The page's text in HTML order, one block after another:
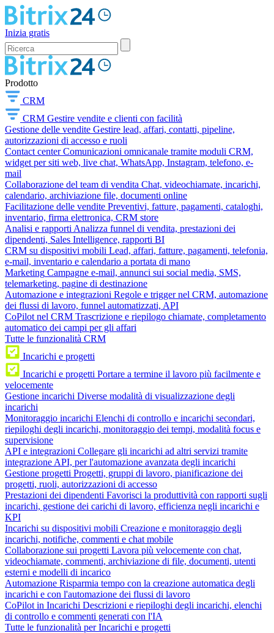
Inizia gratis
Prodotto
CRM
CRM Gestire vendite e clienti con facilità
Gestione delle vendite Gestire lead, affari, contatti, pipeline,
autorizzazioni di accesso e ruoli
Contact center Comunicazioni omnicanale tramite moduli CRM,
widget per siti web, live chat, WhatsApp, Instagram, telefono, e-
mail
Collaborazione del team di vendita Chat, videochiamate, incarichi,
calendario, archiviazione file, documenti online
Facilitazione delle vendite Preventivi, fatture, pagamenti, cataloghi,
inventario, firma elettronica, CRM store
Analisi e rapporti Analizza funnel di vendita, prestazioni dei
dipendenti, Sales Intelligence, rapporti BI
CRM su dispositivi mobili Lead, affari, fatture, pagamenti, telefonia,
e-mail, inventario e calendario a portata di mano
Marketing Campagne e-mail, annunci sui social media, SMS,
telemarketing, pagine di destinazione
Automazione e integrazioni Regole e trigger nel CRM, automazione
dei flussi di lavoro, funnel automatizzati, API
CoPilot nel CRM Trascrizione e riepilogo chiamate, completamento
automatico dei campi per gli affari
Tutte le funzionalità CRM
Incarichi e progetti
Incarichi e progetti Portare a termine il lavoro più facilmente e
velocemente
Gestione incarichi Diverse modalità di visualizzazione degli
incarichi
Monitoraggio incarichi Elenchi di controllo e incarichi secondari,
riepiloghi degli incarichi, monitoraggio dei tempi, modalità focus e
supervisione
API e integrazioni Collegare gli incarichi ad altri servizi tramite
integrazione API, per l'automazione avanzata degli incarichi
Gestione progetti Progetti, gruppi di lavoro, pianificazione dei
progetti, ruoli, autorizzazioni di accesso
Prestazioni dei dipendenti Favorisci la produttività con rapporti sugli
incarichi, gestione dei carichi di lavoro, efficienza negli incarichi e
KPI
Incarichi su dispositivi mobili Creazione e monitoraggio degli
incarichi, notifiche, commenti e chat mobile
Collaborazione sui progetti Lavora più velocemente con chat,
videochiamate, commenti, archiviazione di file, documenti, utenti
esterni e modelli di incarico
Automazione Risparmia tempo con la creazione automatica degli
incarichi e con l'automazione dei flussi di lavoro
CoPilot in Incarichi Descrizioni e riepiloghi degli incarichi, elenchi
di controllo e commenti generati con l'IA
Tutte le funzionalità per Incarichi e progetti